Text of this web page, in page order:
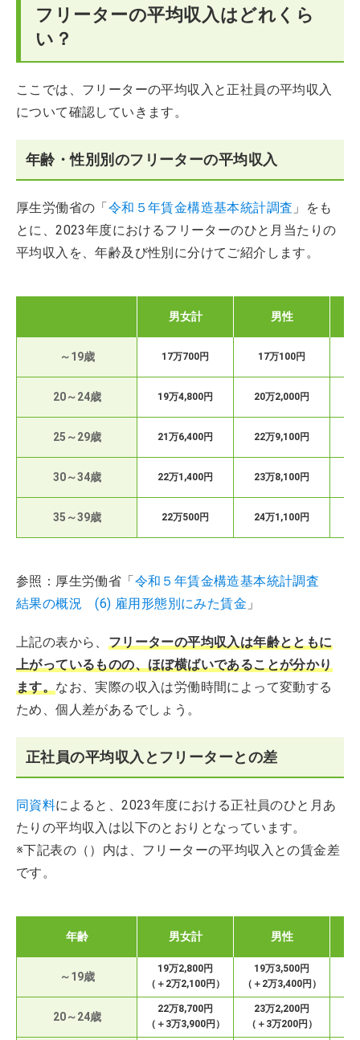
フリーターの平均収入はどれくら
い？
ここでは、フリーターの平均収入と正社員の平均収入
について確認していきます。
年齢・性別別のフリーターの平均収入
厚生労働省の「 令和５年賃金構造基本統計調査 」をも
とに、2023年度におけるフリーターのひと月当たりの
平均収入を、年齢及び性別に分けてご紹介します。
男女計 男性
～19歳 17万700円 17万100円
20～24歳 19万4,800円 20万2,000円
25～29歳 21万6,400円 22万9,100円
30～34歳 22万1,400円 23万8,100円
35～39歳 22万500円 24万1,100円
参照：厚生労働省「 令和５年賃金構造基本統計調査
結果の概況 (6) 雇用形態別にみた賃金 」
上記の表から、 フリーターの平均収入は年齢とともに
上がっているものの、ほぼ横ばいであることが分かり
ます。なお、実際の収入は労働時間によって変動する
ため、個人差があるでしょう。
正社員の平均収入とフリーターとの差
同資料によると、2023年度における正社員のひと月あ
たりの平均収入は以下のとおりとなっています。
※下記表の（）内は、フリーターの平均収入との賃金差
です。
年齢 男女計 男性
～19歳
19万2,800円
（＋2万2,100円）
19万3,500円
（＋2万3,400円）
20～24歳
22万8,700円
（＋3万3,900円）
23万2,200円
（＋3万200円）